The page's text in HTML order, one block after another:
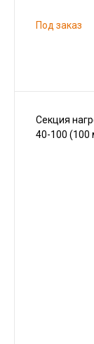
Под заказ
Секция
40-100 (100